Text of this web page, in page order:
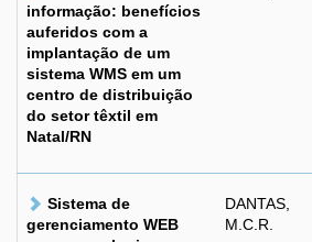
informação: benefícios
auferidos com a
implantação de um
sistema WMS em um
centro de distribuição
do setor têxtil em
Natal/RN
Sistema de
gerenciamento WEB
DANTAS,
M.C.R.